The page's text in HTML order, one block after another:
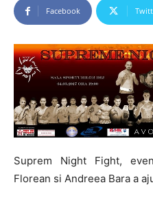
Facebook
Suprem Night Fight,
Florean si Andreea Bara a